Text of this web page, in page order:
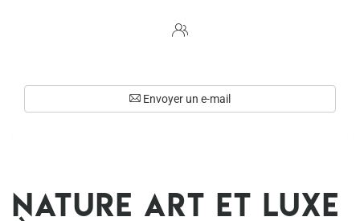
Nature Art et Luxe
Envoyer un e-mail